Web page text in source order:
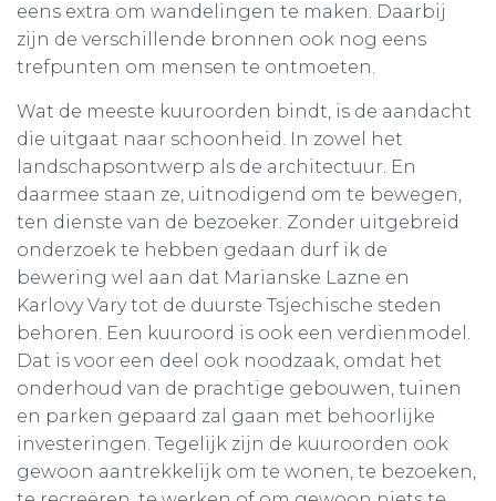
eens extra om wandelingen te maken. Daarbij
zijn de verschillende bronnen ook nog eens
trefpunten om mensen te ontmoeten.
Wat de meeste kuuroorden bindt, is de aandacht
die uitgaat naar schoonheid. In zowel het
landschapsontwerp als de architectuur. En
daarmee staan ze, uitnodigend om te bewegen,
ten dienste van de bezoeker. Zonder uitgebreid
onderzoek te hebben gedaan durf ik de
bewering wel aan dat Marianske Lazne en
Karlovy Vary tot de duurste Tsjechische steden
behoren. Een kuuroord is ook een verdienmodel.
Dat is voor een deel ook noodzaak, omdat het
onderhoud van de prachtige gebouwen, tuinen
en parken gepaard zal gaan met behoorlijke
investeringen. Tegelijk zijn de kuuroorden ook
gewoon aantrekkelijk om te wonen, te bezoeken,